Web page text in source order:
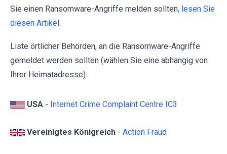
Sie einen Ransomware-Angriffe melden sollten, lesen Sie
diesen Artikel.
Liste örtlicher Behörden, an die Ransomware-Angriffe
gemeldet werden sollten (wählen Sie eine abhängig von
Ihrer Heimatadresse):
USA - Internet Crime Complaint Centre IC3
Vereinigtes Königreich - Action Fraud